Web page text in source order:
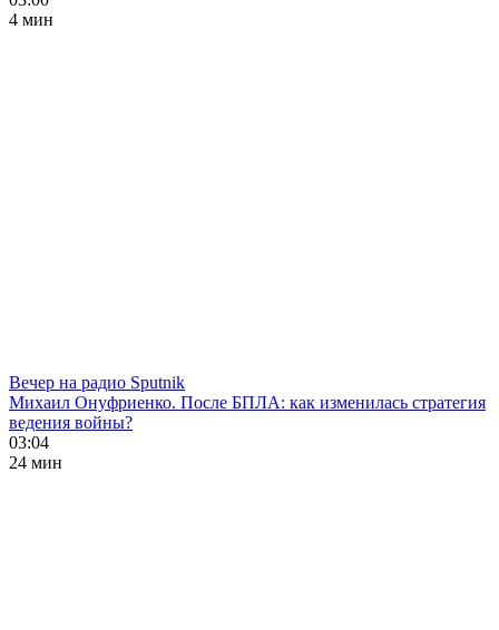
4 мин
Вечер на радио Sputnik
Михаил Онуфриенко. После БПЛА: как изменилась стратегия
ведения войны?
03:04
24 мин